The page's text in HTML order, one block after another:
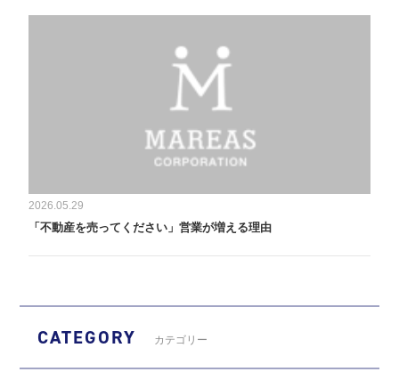
2026.05.29
「不動産を売ってください」営業が増える理由
CATEGORY カテゴリー